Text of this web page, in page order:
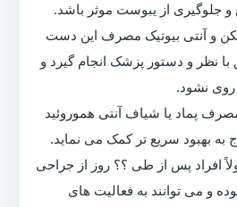
و جلوگیری از یبوست موثر باشد.
و آنتی بیوتیک مصرف این دست
با نظر و دستور پزشک انجام گیرد و
روی نشود.
پماد یا شیاف آنتی هموروئید
به بهبود سریع تر کمک می نماید.
افراد پس از طی ؟؟ روز از جراحی
و می توانند به فعالیت های